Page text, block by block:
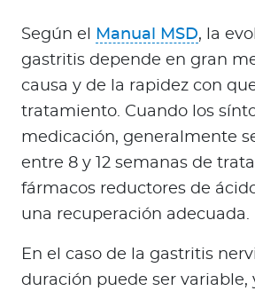
Según el Manual MSD, la
gastritis depende en gran
causa y de la rapidez con
tratamiento. Cuando los
medicación, generalmente
entre 8 y 12 semanas de
fármacos reductores de
una recuperación adecuada.
En el caso de la gastritis
duración puede ser variable,